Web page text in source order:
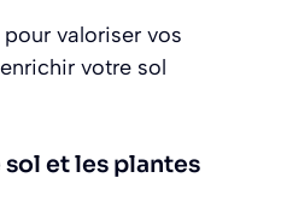
pour valoriser vos
votre sol
et les plantes